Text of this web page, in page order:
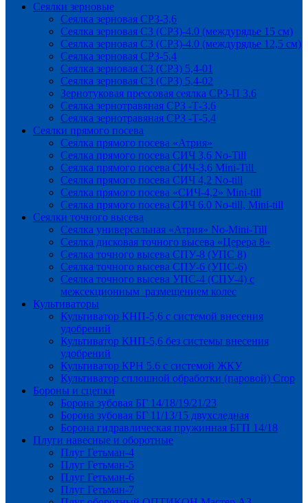
Сеялки зерновые
Сеялка зерновая СРЗ-3,6
Сеялка зерновая СЗ (СРЗ)-4.0 (междурядье 15 см)
Сеялка зерновая СЗ (СРЗ)-4.0 (междурядье 12,5 см)
Сеялка зерновая СРЗ-5,4
Сеялка зерновая СЗ (СРЗ) 5,4-01
Сеялка зерновая СЗ (СРЗ) 5,4-02
Зернотуковая прессовая сеялка СРЗ-П 3.6
Сеялка зернотравяная СРЗ -Т-3,6
Сеялка зернотравяная СРЗ -Т-5,4
Сеялки прямого посева
Сеялка прямого посева «Атрия»
Сеялка прямого посева СИЧ 3,6 No-Till
Сеялка прямого посева СИЧ-3,6 Mini-Till
Сеялка прямого посева СИЧ 4,2 No-till
Сеялка прямого посева «СИЧ-4,2» Mini-till
Сеялка прямого посева СИЧ 6.0 No-till, Mini-till
Сеялки точного высева
Сеялка универсальная «Атрия» No-Mini-Till
Сеялка дисковая точного высева «Церера 8»
Сеялка точного высева СПУ-8 (УПС 8)
Сеялка точного высева СПУ-6 (УПС-6)
Сеялка точного высева УПС-4 (СПУ-4) с
межсекционным размещением колес
Культиваторы
Культиватор КНП-5,6 с системой внесения
удобрений
Культиватор КНП-5,6 без системы внесения
удобрений
Культиватор КРН 5.6 с системой ЖКУ
Культиватор сплошной обработки (паровой) Crop
Бороны и сцепки
Борона зубовая БГ 14/18/19/21/23
Борона зубовая БГ 11/13/15 двухследная
Борона гидравлическая пружинная БГП 14/18
Плуги навесные и оборотные
Плуг Гетьман-4
Плуг Гетьман-5
Плуг Гетьман-6
Плуг Гетьман-7